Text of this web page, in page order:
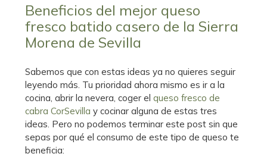
Beneficios del mejor queso
fresco batido casero de la Sierra
Morena de Sevilla
Sabemos que con estas ideas ya no quieres seguir
leyendo más. Tu prioridad ahora mismo es ir a la
cocina, abrir la nevera, coger elqueso fresco de
cabra CorSevilla y cocinar alguna de estas tres
ideas. Pero no podemos terminar este post sin que
sepas por qué el consumo de este tipo de queso te
beneficia: